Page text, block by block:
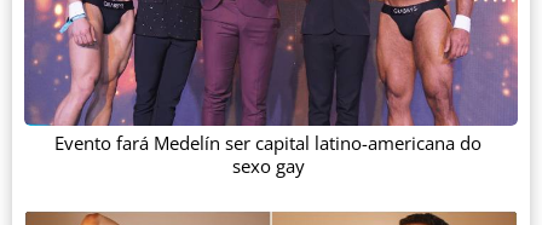
Evento fará Medelín ser capital latino-americana do
sexo gay